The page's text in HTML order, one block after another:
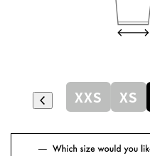
XXS XS